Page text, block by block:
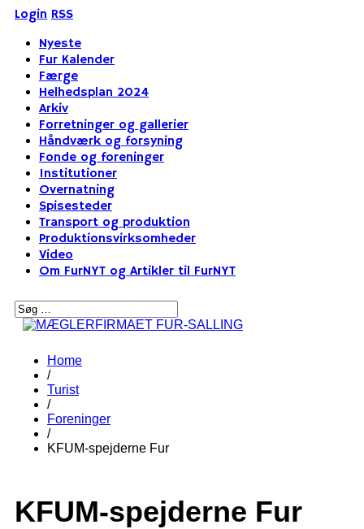
Login RSS
Nyeste
Fur Kalender
Færge
Helhedsplan 2024
Arkiv
Forretninger og gallerier
Håndværk og forsyning
Fonde og foreninger
Institutioner
Overnatning
Spisesteder
Transport og produktion
Produktionsvirksomheder
Video
Om FurNYT og Artikler til FurNYT
Home
/
Turist
/
Foreninger
/
KFUM-spejderne Fur
KFUM-spejderne Fur